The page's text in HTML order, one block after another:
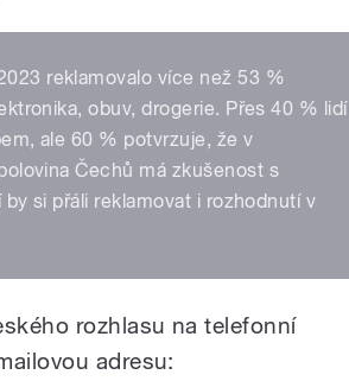
reklamovalo více než 53 %
obuv, drogerie. Přes 40 % lidí
ale 60 % potvrzuje, že v
Čechů má zkušenost s
si přáli reklamovat i rozhodnutí v
rozhlasu na telefonní
adresu: